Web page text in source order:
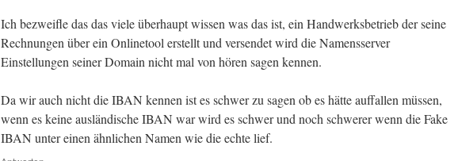
Ich bezweifle das das viele überhaupt wissen was das ist, ein Handwerksbetrieb der seine
Rechnungen über ein Onlinetool erstellt und versendet wird die Namensserver
Einstellungen seiner Domain nicht mal von hören sagen kennen.
Da wir auch nicht die IBAN kennen ist es schwer zu sagen ob es hätte auffallen müssen,
wenn es keine ausländische IBAN war wird es schwer und noch schwerer wenn die Fake
IBAN unter einen ähnlichen Namen wie die echte lief.